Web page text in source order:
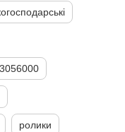
3056000
ролики